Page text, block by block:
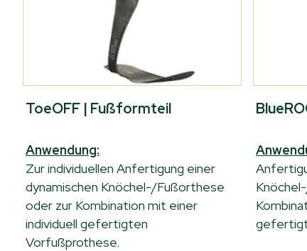
ToeOFF | Fußformteil
Anwendung:
Zur individuellen Anfertigung einer
dynamischen Knöchel-/Fußorthese
oder zur Kombination mit einer
individuell gefertigten
Vorfußprothese.